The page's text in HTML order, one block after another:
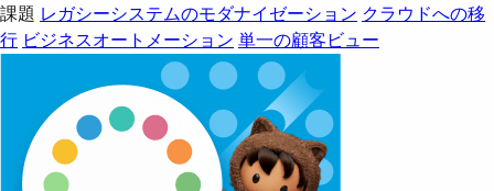
課題 レガシーシステムのモダナイゼーション クラウドへの移
行 ビジネスオートメーション 単一の顧客ビュー